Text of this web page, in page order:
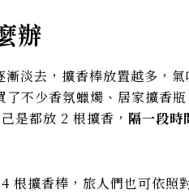
辦
淡去，擴香棒放置越多，
不少香氛蠟燭、居家擴香
是都放 2 根擴香， 隔一段時
根擴香棒， 旅人們也可依照